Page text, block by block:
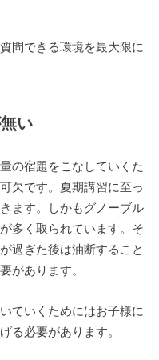
問できる環境を最大限に
い
の宿題をこなしていくた
欠です。夏期講習に至っ
ます。しかもグノーブル
多く取られています。そ
過ぎた後は油断すること
があります。
ていくためにはお子様に
る必要があります。